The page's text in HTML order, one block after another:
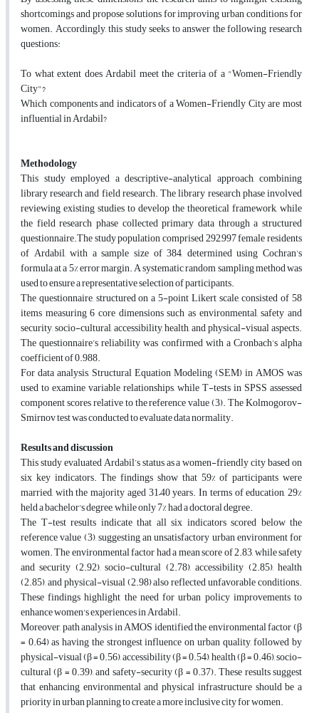
shortcomings and propose solutions for improving urban conditions for
women. Accordingly, this study seeks to answer the following research
questions:
To what extent does Ardabil meet the criteria of a "Women-Friendly
City"?
Which components and indicators of a Women-Friendly City are most
influential in Ardabil?
Methodology
This study employed a descriptive-analytical approach, combining
library research and field research. The library research phase involved
reviewing existing studies to develop the theoretical framework, while
the field research phase collected primary data through a structured
questionnaire.The study population comprised 292,997 female residents
of Ardabil, with a sample size of 384, determined using Cochran’s
formula at a 5% error margin. A systematic random sampling method was
used to ensure a representative selection of participants.
The questionnaire, structured on a 5-point Likert scale, consisted of 58
items measuring 6 core dimensions such as environmental, safety and
security, socio-cultural, accessibility, health, and physical-visual aspects.
The questionnaire’s reliability was confirmed with a Cronbach’s alpha
coefficient of 0.988.
For data analysis, Structural Equation Modeling (SEM) in AMOS was
used to examine variable relationships, while T-tests in SPSS assessed
component scores relative to the reference value (3). The Kolmogorov-
Smirnov test was conducted to evaluate data normality.
Results and discussion
This study evaluated Ardabil’s status as a women-friendly city based on
six key indicators. The findings show that 59% of participants were
married, with the majority aged 31–40 years. In terms of education, 29%
held a bachelor's degree, while only 7% had a doctoral degree.
The T-test results indicate that all six indicators scored below the
reference value (3), suggesting an unsatisfactory urban environment for
women. The environmental factor had a mean score of 2.83, while safety
and security (2.92), socio-cultural (2.78), accessibility (2.85), health
(2.85), and physical-visual (2.98) also reflected unfavorable conditions.
These findings highlight the need for urban policy improvements to
enhance women's experiences in Ardabil.
Moreover, path analysis in AMOS identified the environmental factor (β
= 0.64) as having the strongest influence on urban quality, followed by
physical-visual (β = 0.56), accessibility (β = 0.54), health (β = 0.46), socio-
cultural (β = 0.39), and safety-security (β = 0.37). These results suggest
that enhancing environmental and physical infrastructure should be a
priority in urban planning to create a more inclusive city for women.